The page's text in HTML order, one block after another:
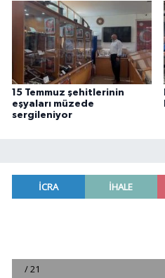
15 Temmuz şehitlerinin
eşyaları müzede
sergileniyor